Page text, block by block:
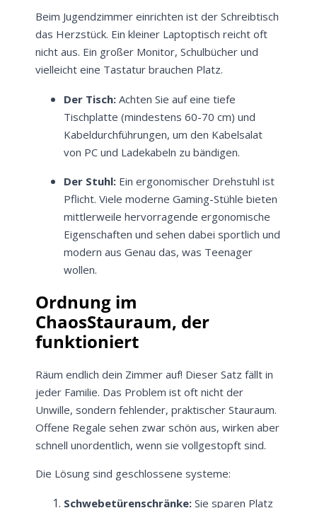
Beim Jugendzimmer einrichten ist der Schreibtisch
das Herzstück. Ein kleiner Laptoptisch reicht oft
nicht aus. Ein großer Monitor, Schulbücher und
vielleicht eine Tastatur brauchen Platz.
Der Tisch: Achten Sie auf eine tiefe
Tischplatte (mindestens 60-70 cm) und
Kabeldurchführungen, um den Kabelsalat
von PC und Ladekabeln zu bändigen.
Der Stuhl: Ein ergonomischer Drehstuhl ist
Pflicht. Viele moderne Gaming-Stühle bieten
mittlerweile hervorragende ergonomische
Eigenschaften und sehen dabei sportlich und
modern aus Genau das, was Teenager
wollen.
Ordnung im
ChaosStauraum, der
funktioniert
Räum endlich dein Zimmer auf! Dieser Satz fällt in
jeder Familie. Das Problem ist oft nicht der
Unwille, sondern fehlender, praktischer Stauraum.
Offene Regale sehen zwar schön aus, wirken aber
schnell unordentlich, wenn sie vollgestopft sind.
Die Lösung sind geschlossene systeme:
Schwebetürenschränke: Sie sparen Platz